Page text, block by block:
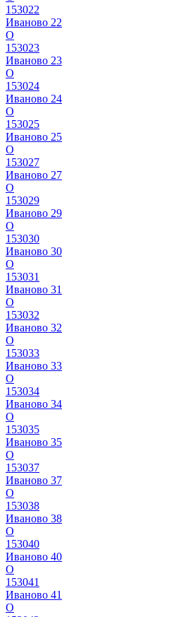
153022
Иваново 22
О
153023
Иваново 23
О
153024
Иваново 24
О
153025
Иваново 25
О
153027
Иваново 27
О
153029
Иваново 29
О
153030
Иваново 30
О
153031
Иваново 31
О
153032
Иваново 32
О
153033
Иваново 33
О
153034
Иваново 34
О
153035
Иваново 35
О
153037
Иваново 37
О
153038
Иваново 38
О
153040
Иваново 40
О
153041
Иваново 41
О